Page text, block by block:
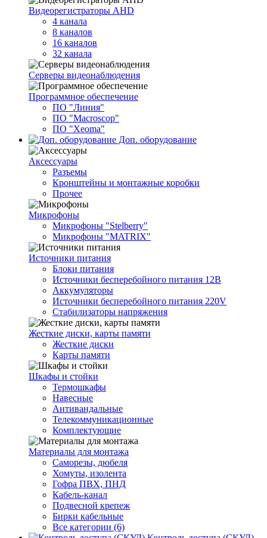
Видеорегистраторы AHD
4 канала
8 каналов
16 каналов
32 канала
Серверы видеонаблюдения
Программное обеспечение
ПО "Линия"
ПО "Macroscop"
ПО "Xeoma"
Доп. оборудование
Аксессуары
Разъемы
Кронштейны и монтажные коробки
Прочее
Микрофоны
Микрофоны "Stelberry"
Микрофоны "MATRIX"
Источники питания
Блоки питания
Источники бесперебойного питания 12В
Аккумуляторы
Источники бесперебойного питания 220V
Стабилизаторы напряжения
Жесткие диски, карты памяти
Жесткие диски
Карты памяти
Шкафы и стойки
Термошкафы
Навесные
Антивандальные
Телекоммуникационные
Комплектующие
Материалы для монтажа
Саморезы, дюбеля
Хомуты, изолента
Гофра ПВХ, ПНД
Кабель-канал
Подвесной крепеж
Бирки кабельные
Все категории (6)